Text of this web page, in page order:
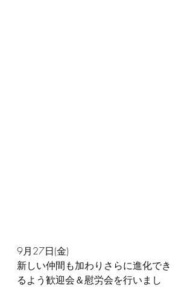
9月27日(金)
新しい仲間も加わりさらに進化でき
るよう歓迎会＆慰労会を行いまし